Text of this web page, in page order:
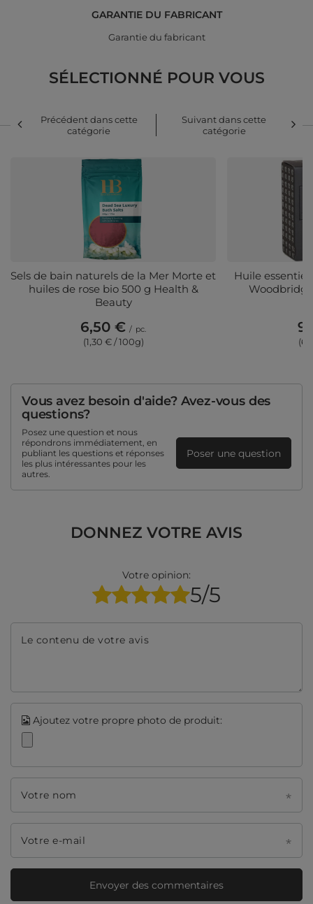
GARANTIE DU FABRICANT
Garantie du fabricant
SÉLECTIONNÉ POUR VOUS
Précédent dans cette
catégorie
Suivant dans cette
catégorie
Sels de bain naturels de la Mer Morte et
huiles de rose bio 500 g Health &
Beauty
6,50 € / pc.
(1,30 € / 100g)
Huile
Vous avez besoin d'aide? Avez-vous des
questions?
Posez une question et nous
répondrons immédiatement, en
publiant les questions et réponses
les plus intéressantes pour les
autres.
Poser une question
DONNEZ VOTRE AVIS
Votre opinion:
5/5
Le contenu de votre avis
Ajoutez votre propre photo de produit:
Votre nom
Votre e-mail
Envoyer des commentaires